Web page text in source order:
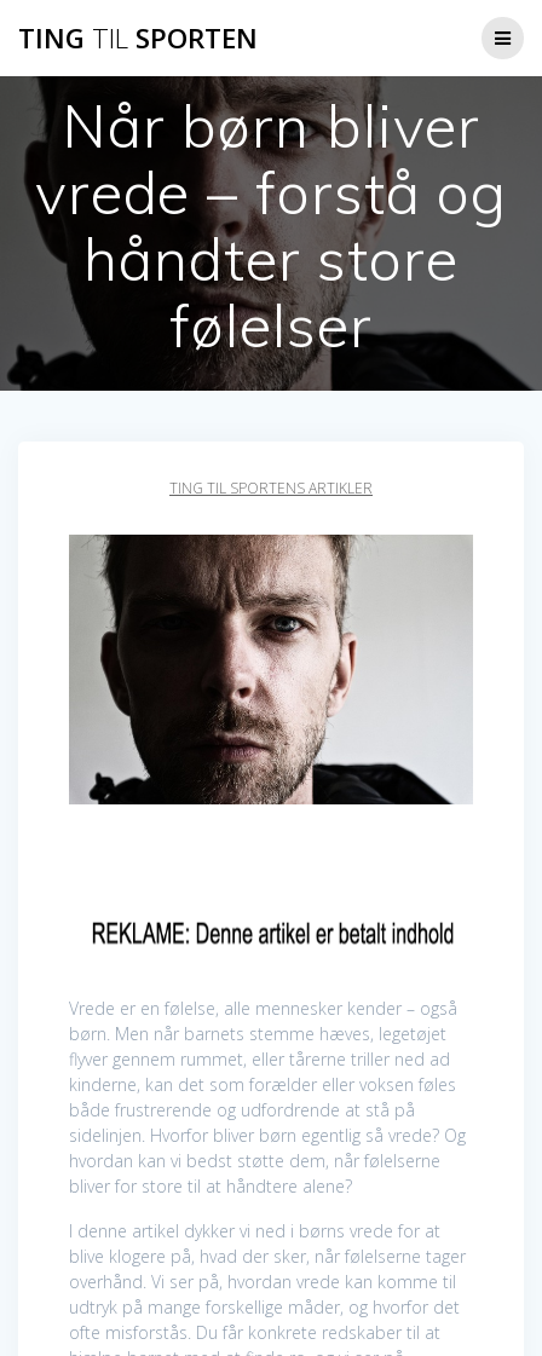
TING TIL SPORTEN
Når børn bliver
vrede – forstå og
håndter store
følelser
TING TIL SPORTENS ARTIKLER
Vrede er en følelse, alle mennesker kender – også
børn. Men når barnets stemme hæves, legetøjet
flyver gennem rummet, eller tårerne triller ned ad
kinderne, kan det som forælder eller voksen føles
både frustrerende og udfordrende at stå på
sidelinjen. Hvorfor bliver børn egentlig så vrede? Og
hvordan kan vi bedst støtte dem, når følelserne
bliver for store til at håndtere alene?
I denne artikel dykker vi ned i børns vrede for at
blive klogere på, hvad der sker, når følelserne tager
overhånd. Vi ser på, hvordan vrede kan komme til
udtryk på mange forskellige måder, og hvorfor det
ofte misforstås. Du får konkrete redskaber til at